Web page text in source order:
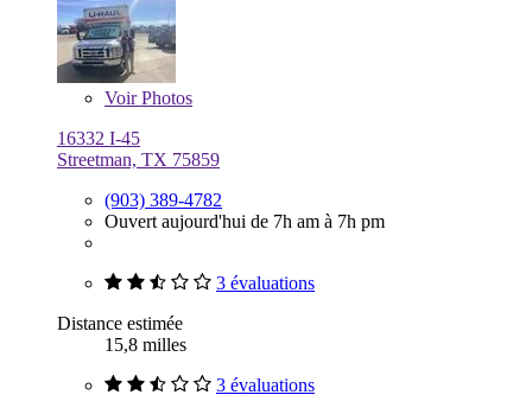
VoirPhotos
16332 I-45
Streetman, TX 75859
(903) 389-4782
Ouvert aujourd'hui de 7h am à 7h pm
3 évaluations
Distance estimée
15,8 milles
3 évaluations